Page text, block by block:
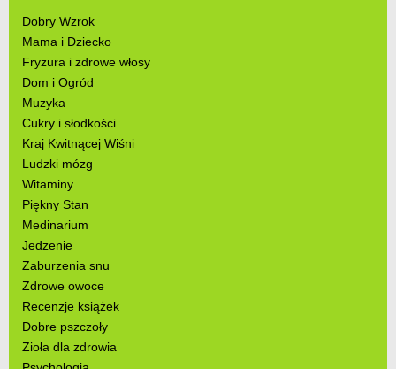
Dobry Wzrok
Mama i Dziecko
Fryzura i zdrowe włosy
Dom i Ogród
Muzyka
Cukry i słodkości
Kraj Kwitnącej Wiśni
Ludzki mózg
Witaminy
Piękny Stan
Medinarium
Jedzenie
Zaburzenia snu
Zdrowe owoce
Recenzje książek
Dobre pszczoły
Zioła dla zdrowia